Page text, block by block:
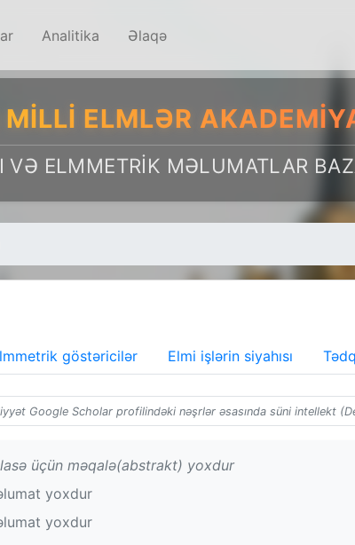
Analitika Əlaqə
ELMLƏR
VƏ ELMMETRIK MƏLUMATLAR
göstəricilər Elmi işlərin siyahısı
Google Scholar profilindəki nəşrlər əsasında süni intellekt
üçün məqalə(abstrakt) yoxdur
yoxdur
yoxdur